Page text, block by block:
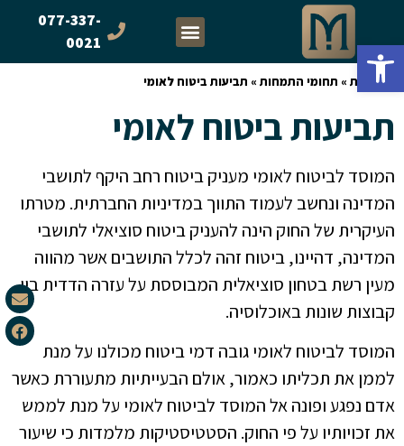
פתח סרגל נגישות
077-337-
0021
דף הבית » תחומי התמחות » תביעות ביטוח לאומי
תביעות ביטוח לאומי
המוסד לביטוח לאומי מעניק ביטוח רחב היקף לתושבי
המדינה ונחשב לעמוד התווך במדיניות החברתית. מטרתו
העיקרית של החוק הינה להעניק ביטוח סוציאלי לתושבי
המדינה, דהיינו, ביטוח זהה לכלל התושבים אשר מהווה
מעין רשת בטחון סוציאלית המבוססת על עזרה הדדית בין
קבוצות שונות באוכלוסיה.
המוסד לביטוח לאומי גובה דמי ביטוח מכולנו על מנת
לממן את תכליתו כאמור, אולם הבעייתיות מתעוררת כאשר
אדם נפגע ופונה אל המוסד לביטוח לאומי על מנת לממש
את זכויותיו על פי החוק. הסטטיסטיקות מלמדות כי שיעור